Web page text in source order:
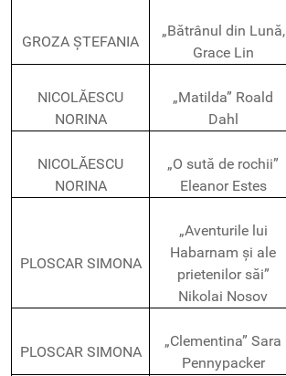
GROZA ȘTEFANIA
„Bătrânul din Lună,
Grace Lin
NICOLĂESCU
NORINA
„Matilda” Roald
Dahl
NICOLĂESCU
NORINA
„O sută de rochii”
Eleanor Estes
PLOSCAR SIMONA
„Aventurile lui
Habarnam și ale
prietenilor săi”
Nikolai Nosov
PLOSCAR SIMONA
„Clementina” Sara
Pennypacker